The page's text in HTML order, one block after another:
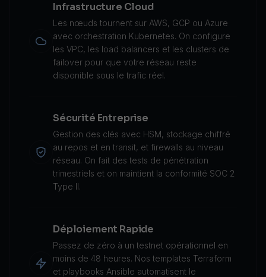
Infrastructure Cloud
Les nœuds tournent sur AWS, GCP ou Azure
avec orchestration Kubernetes. On configure
les VPC, les load balancers et les clusters de
failover pour que votre réseau reste
disponible sous le trafic réel.
Sécurité Entreprise
Gestion des clés avec HSM, stockage chiffré
au repos et en transit, et firewalls au niveau
réseau. On fait des tests de pénétration
trimestriels et on maintient la conformité SOC 2
Type II.
Déploiement Rapide
Passez de zéro à un testnet opérationnel en
moins de 48 heures. Nos templates Terraform
et playbooks Ansible automatisent le